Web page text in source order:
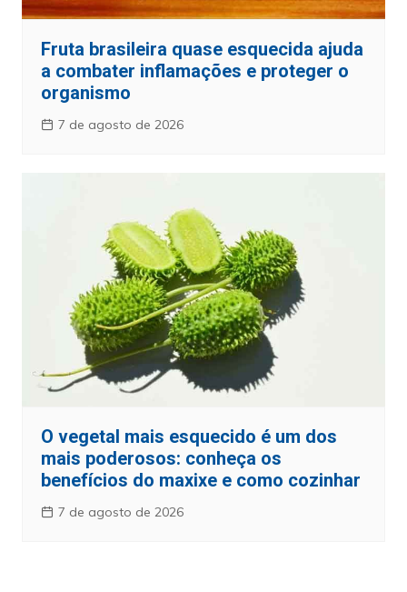
Fruta brasileira quase esquecida ajuda
a combater inflamações e proteger o
organismo
7 de agosto de 2026
O vegetal mais esquecido é um dos
mais poderosos: conheça os
benefícios do maxixe e como cozinhar
7 de agosto de 2026